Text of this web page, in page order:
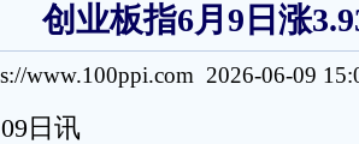
创业板指6月9日涨
www.100ppi.com 2026-06-09
日讯